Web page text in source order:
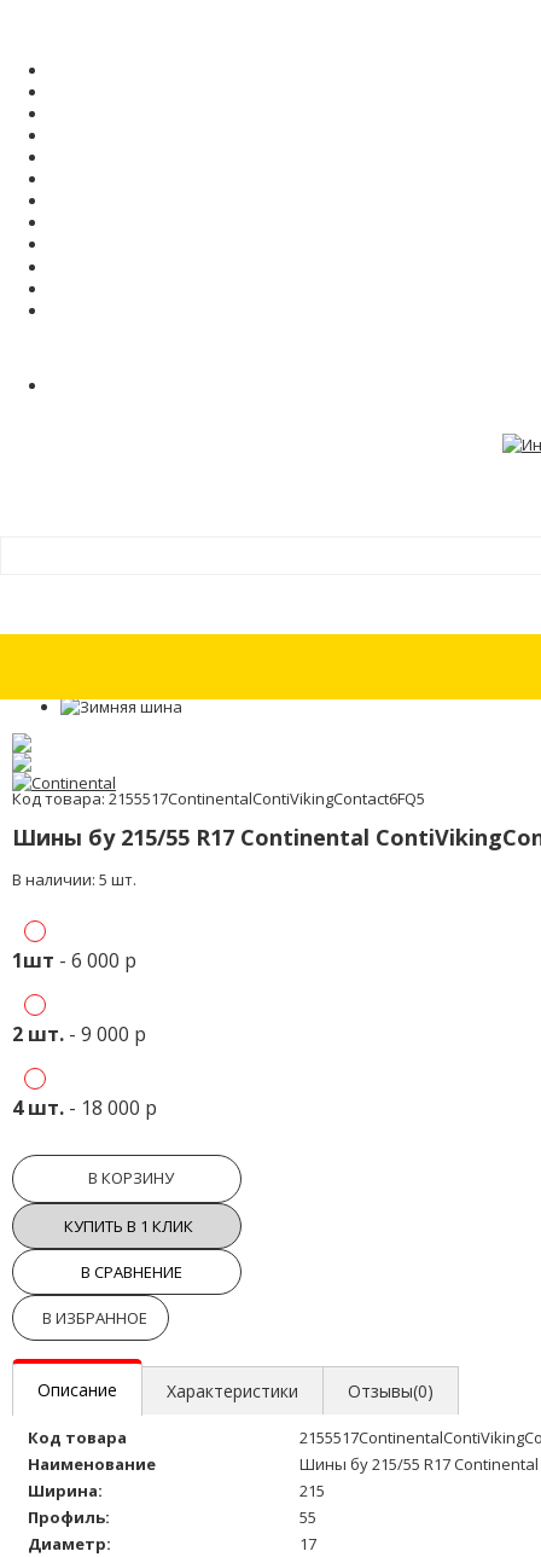
Код товара: 2155517ContinentalContiVikingContact6FQ5
Шины бу 215/55 R17 Continental
В наличии: 5 шт.
1шт - 6 000 р
2 шт. - 9 000 р
4 шт. - 18 000 р
В КОРЗИНУ
КУПИТЬ В 1 КЛИК
В СРАВНЕНИЕ
В ИЗБРАННОЕ
Описание Характеристики Отзывы(0)
Код товара
Наименование
Шины бу 215/55 R17 Continental
Ширина:
215
Профиль:
55
Диаметр:
17